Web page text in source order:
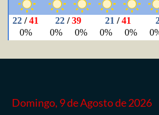
Domingo, 9 de Agosto de 2026